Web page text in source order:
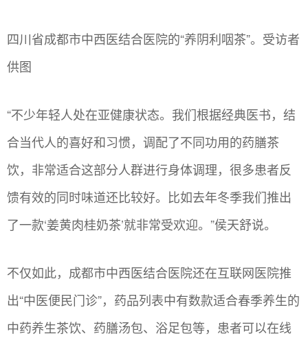
四川省成都市中西医结合医院的“养阴利咽茶”。受访者
供图
“不少年轻人处在亚健康状态。我们根据经典医书，结
合当代人的喜好和习惯，调配了不同功用的药膳茶
饮，非常适合这部分人群进行身体调理，很多患者反
馈有效的同时味道还比较好。比如去年冬季我们推出
了一款‘姜黄肉桂奶茶’就非常受欢迎。”侯天舒说。
不仅如此，成都市中西医结合医院还在互联网医院推
出“中医便民门诊”，药品列表中有数款适合春季养生的
中药养生茶饮、药膳汤包、浴足包等，患者可以在线